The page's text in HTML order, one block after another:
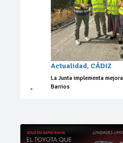
Actualidad, CÁDIZ
La Junta implementa
Barrios